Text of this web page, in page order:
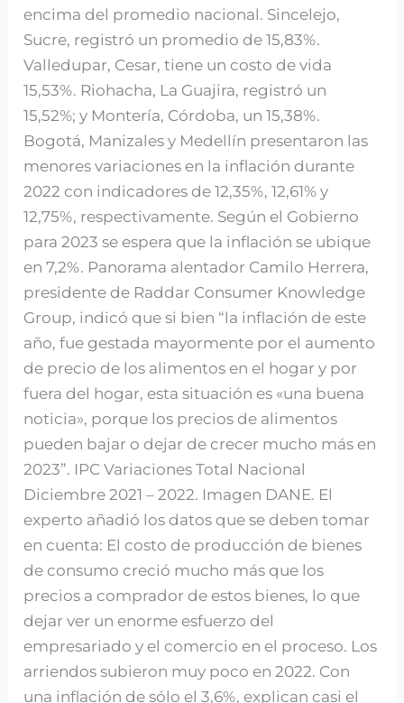
encima del promedio nacional. Sincelejo,
Sucre, registró un promedio de 15,83%.
Valledupar, Cesar, tiene un costo de vida
15,53%. Riohacha, La Guajira, registró un
15,52%; y Montería, Córdoba, un 15,38%.
Bogotá, Manizales y Medellín presentaron las
menores variaciones en la inflación durante
2022 con indicadores de 12,35%, 12,61% y
12,75%, respectivamente. Según el Gobierno
para 2023 se espera que la inflación se ubique
en 7,2%. Panorama alentador Camilo Herrera,
presidente de Raddar Consumer Knowledge
Group, indicó que si bien “la inflación de este
año, fue gestada mayormente por el aumento
de precio de los alimentos en el hogar y por
fuera del hogar, esta situación es «una buena
noticia», porque los precios de alimentos
pueden bajar o dejar de crecer mucho más en
2023”. IPC Variaciones Total Nacional
Diciembre 2021 – 2022. Imagen DANE. El
experto añadió los datos que se deben tomar
en cuenta: El costo de producción de bienes
de consumo creció mucho más que los
precios a comprador de estos bienes, lo que
dejar ver un enorme esfuerzo del
empresariado y el comercio en el proceso. Los
arriendos subieron muy poco en 2022. Con
una inflación de sólo el 3,6%, explican casi el